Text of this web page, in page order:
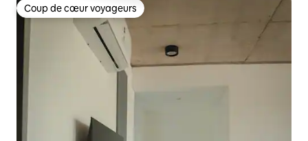
Coup de cœur voyageurs
Coup de cœur voyageurs